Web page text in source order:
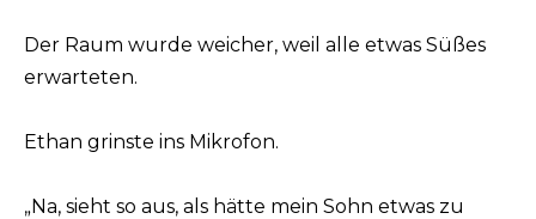
Der Raum wurde weicher, weil alle etwas Süßes
erwarteten.
Ethan grinste ins Mikrofon.
„Na, sieht so aus, als hätte mein Sohn etwas zu